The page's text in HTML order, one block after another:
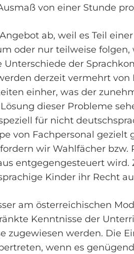
von einer Stunde
ab, weil es Teil
oder nur teilweise
Unterschiede der
derzeit vermehrt
einher, was der
dieser Probleme
für nicht
von Fachpersonal
wir Wahlfächer
entgegengesteuert wird.
Kinder ihr Recht
am österreichischen
Kenntnisse der
zugewiesen werden. Die
wenn es